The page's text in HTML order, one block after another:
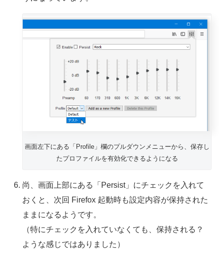
画面左下にある「Profile」欄のプルダウンメニューから、保存し
たプロファイルを有効化できるようになる
尚、画面上部にある「Persist」にチェックを入れて
おくと、次回 Firefox 起動時も設定内容が保持された
ままになるようです。
（特にチェックを入れていなくても、保持される？
ような感じではありました）